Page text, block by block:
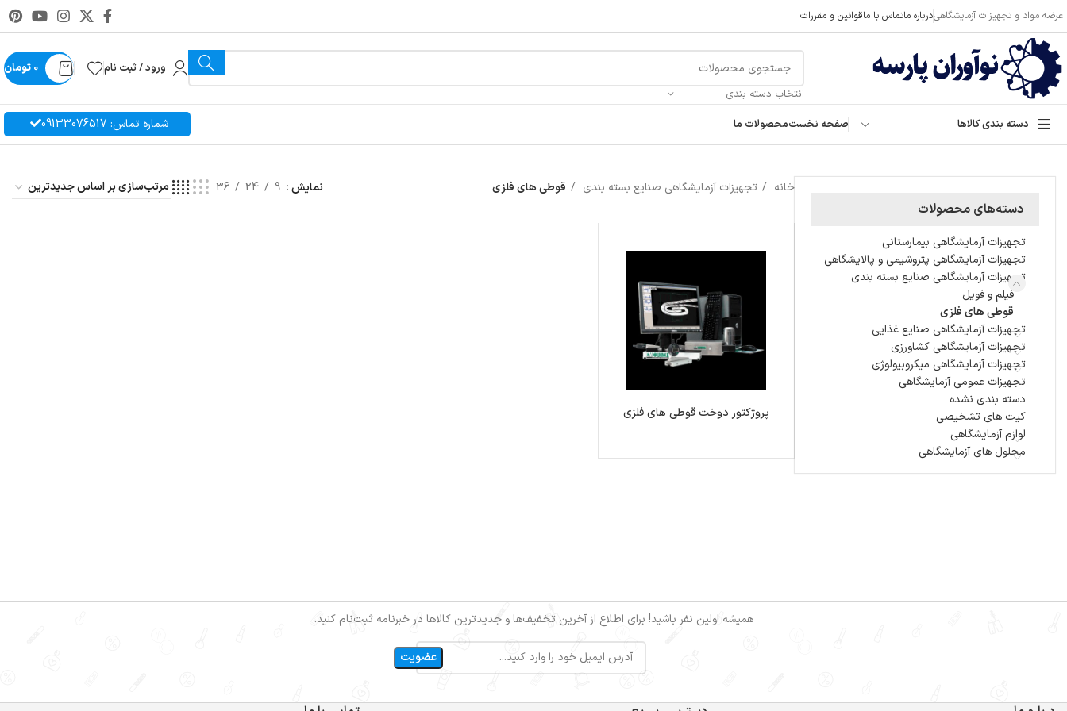
عرضه مواد و تجهیزات آزمایشگاهیدرباره ماتماس با ماقوانین و مقررات
انتخاب دسته بندی
ورود / ثبت نام 0 تومان
دسته بندی کالاها صفحه نخستمحصولات ما شماره تماس: 09133076517
دسته‌های محصولات
تجهیزات آزمایشگاهی بیمارستانی
تجهیزات آزمایشگاهی پتروشیمی و پالایشگاهی
تجهیزات آزمایشگاهی صنایع بسته بندی
فیلم و فویل
قوطی های فلزی
تجهیزات آزمایشگاهی صنایع غذایی
تجهیزات آزمایشگاهی کشاورزی
تجهیزات آزمایشگاهی میکروبیولوژی
تجهیزات عمومی آزمایشگاهی
دسته بندی نشده
کیت های تشخیصی
لوازم آزمایشگاهی
محلول های آزمایشگاهی
خانه تجهیزات آزمایشگاهی صنایع بسته بندی قوطی های فلزی نمایش 9
24
36
پروژکتور دوخت قوطی های فلزی
همیشه اولین نفر باشید! برای اطلاع از آخرین تخفیف‌ها و جدیدترین کالاها در خبرنامه ثبت‌نام کنید.